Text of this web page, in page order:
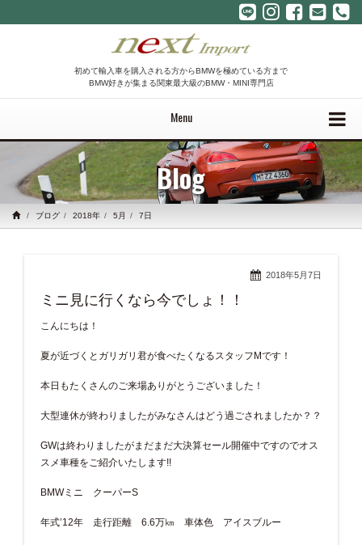
初めて輸入車を購入される方からBMWを極めている方まで
BMW好きが集まる関東最大級のBMW・MINI専門店
Menu
Blog
ブログ 2018年 5月 7日
2018年5月7日
ミニ見に行くなら今でしょ！！
こんにちは！
夏が近づくとガリガリ君が食べたくなるスタッフMです！
本日もたくさんのご来場ありがとうございました！
大型連休が終わりましたがみなさんはどう過ごされましたか？？
GWは終わりましたがまだまだ大決算セール開催中ですのでオス
スメ車種をご紹介いたします!!
BMWミニ クーパーS
年式’12年 走行距離 6.6万㎞ 車体色 アイスブルー